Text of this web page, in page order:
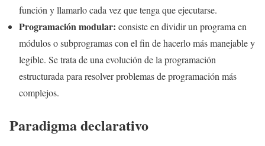
función y llamarlo cada vez que tenga que ejecutarse.
Programación modular: consiste en dividir un programa en
módulos o subprogramas con el fin de hacerlo más manejable y
legible. Se trata de una evolución de la programación
estructurada para resolver problemas de programación más
complejos.
Paradigma declarativo